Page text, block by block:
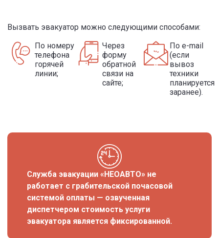
Вызвать эвакуатор можно следующими способами:
По номеру
телефона
горячей
линии;
Через
форму
обратной
связи на
сайте;
По e-mail
(если
вывоз
техники
планируется
заранее).
Служба эвакуации «НЕОАВТО» не
работает с грабительской почасовой
системой оплаты — озвученная
диспетчером стоимость услуги
эвакуатора является фиксированной.